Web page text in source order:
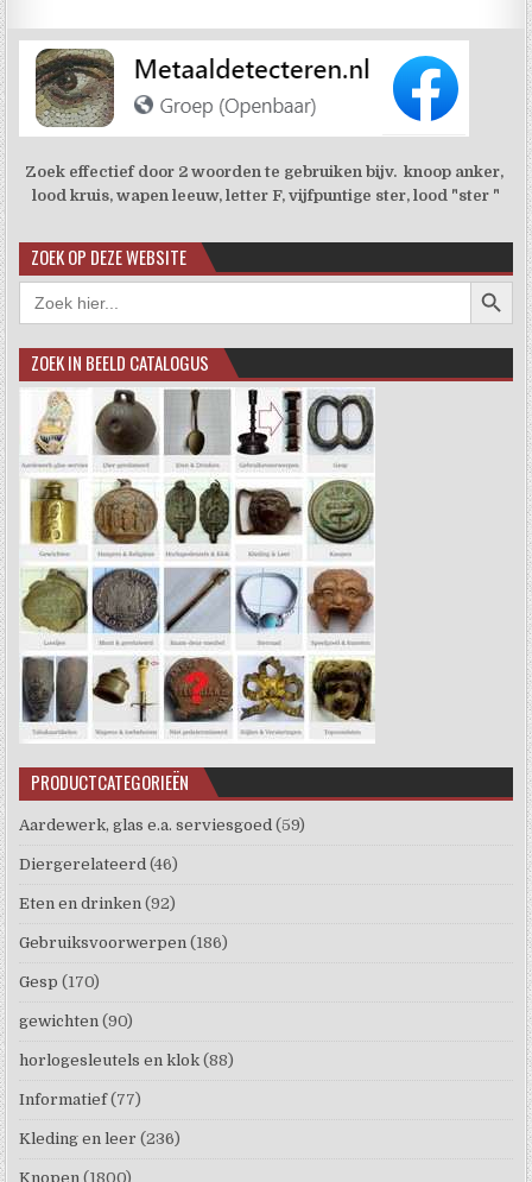
Zoek effectief door 2 woorden te gebruiken bijv. knoop anker,
lood kruis, wapen leeuw, letter F, vijfpuntige ster, lood "ster "
ZOEK OP DEZE WEBSITE
Zoek
naar:
ZOEK IN BEELD CATALOGUS
PRODUCTCATEGORIEËN
Aardewerk, glas e.a. serviesgoed (59)
Diergerelateerd (46)
Eten en drinken (92)
Gebruiksvoorwerpen (186)
Gesp (170)
gewichten (90)
horlogesleutels en klok (88)
Informatief (77)
Kleding en leer (236)
Knopen (1800)